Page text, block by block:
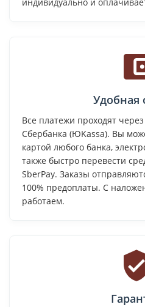
индивидуально и
Удобная
Все платежи проходят
Сбербанка (ЮKassa). Вы
картой любого банка,
также быстро перевести
SberPay. Заказы
100% предоплаты. С
работаем.